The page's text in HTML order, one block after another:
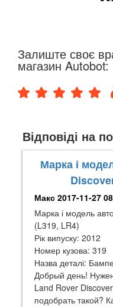
Залиште своє
магазин Autobot:
Відповіді на
Марка і
Макс 2017-11-27
Марка і модель
(L319, LR4)
Рік випуску: 2012
Номер кузова: 319
Назва деталі:
Добрый день!
Land Rover
подобрать такой?